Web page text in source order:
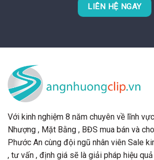
LIÊN HỆ NGAY
Với kinh nghiệm 8 năm chuyên về lĩnh
Nhượng , Mặt Bằng , BĐS mua bán và
Phước An cùng đội ngũ nhân viên Sale
, tư vấn , định giá sẽ là giải pháp hiệu